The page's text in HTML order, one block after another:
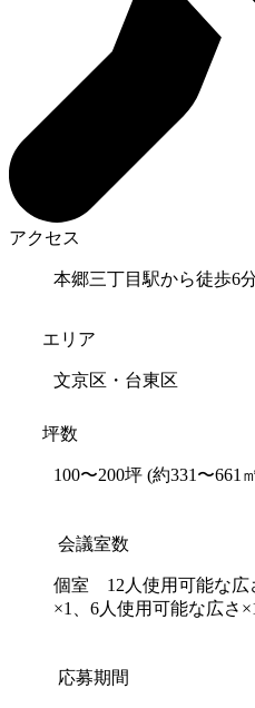
アクセス
本郷三丁目駅から徒歩6
エリア
文京区・台東区
坪数
100〜200坪 (約331〜661
会議室数
個室 12人使用可能な広
×1、6人使用可能な広さ
応募期間